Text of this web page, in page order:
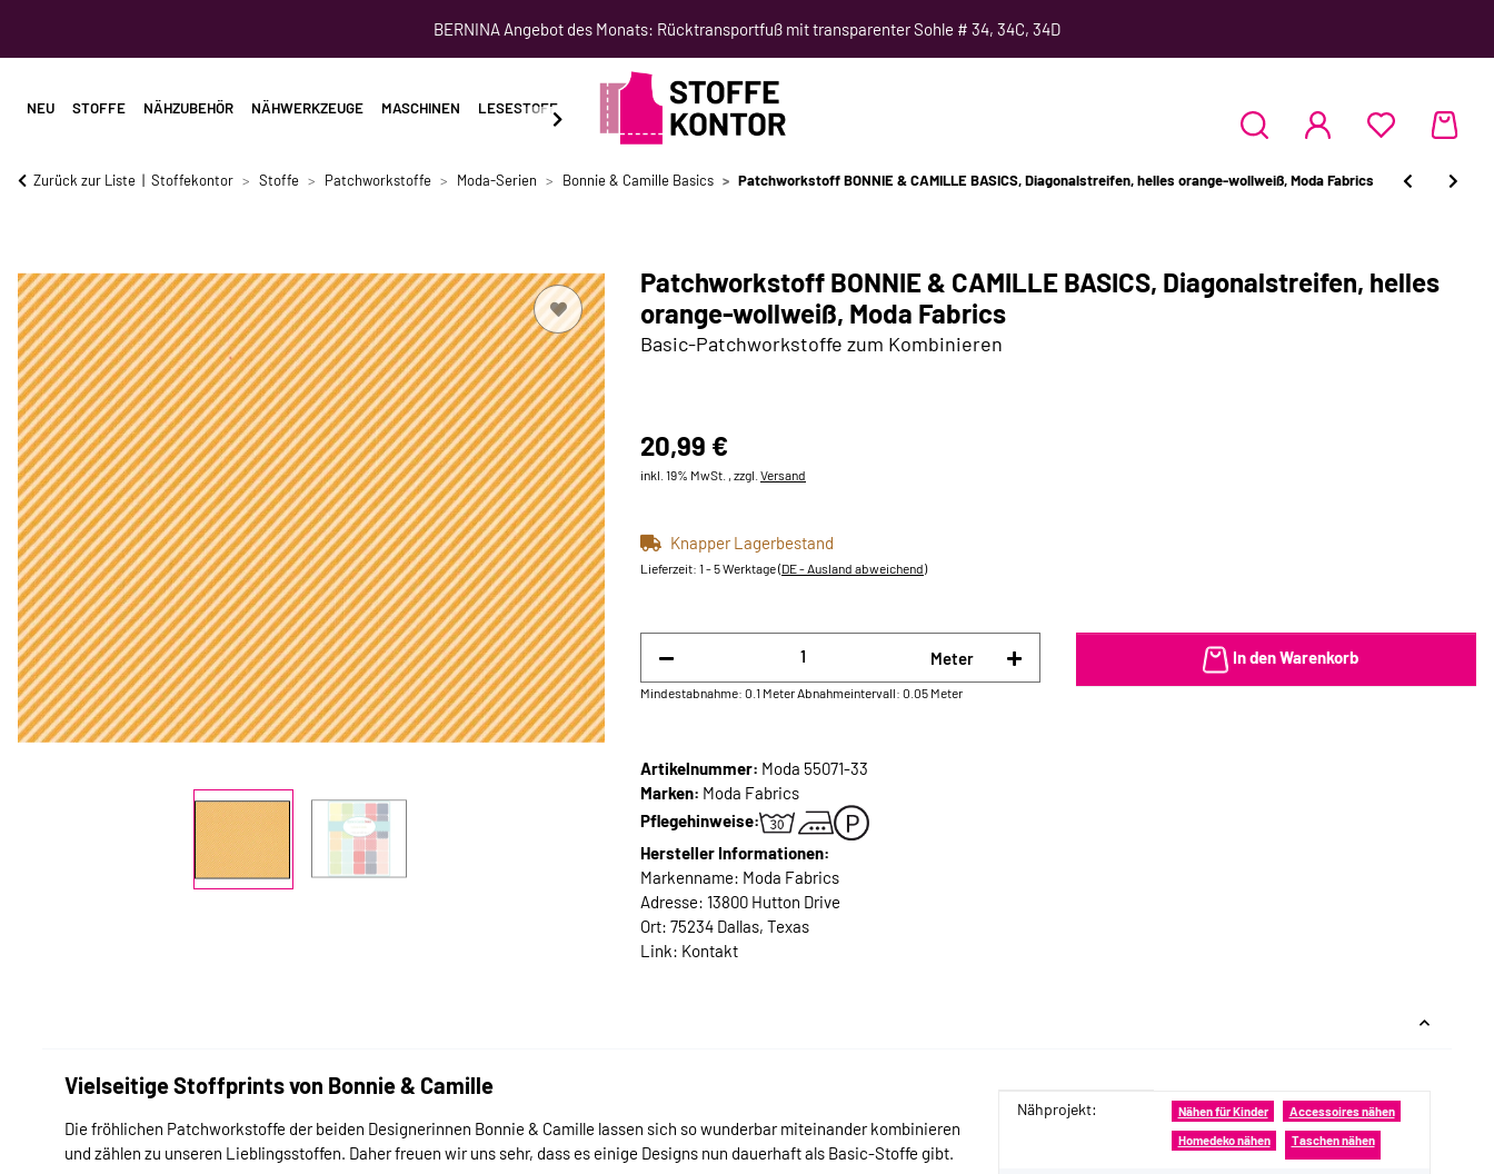
BERNINA Angebot des Monats: Rücktransportfuß mit transparenter Sohle # 34, 34C, 34D
NEU STOFFE NÄHZUBEHÖR NÄHWERKZEUGE MASCHINEN LESESTOFF SCHNITTMUSTER NÄHKURSE
Zurück zur Liste Stoffekontor Stoffe Patchworkstoffe Moda-Serien Bonnie & Camille Basics Patchworkstoff BONNIE & CAMILLE BASICS, Diagonalstreifen, helles orange-wollweiß, Moda Fabrics
Patchworkstoff BONNIE & CAMILLE BASICS, Diagonalstreifen, helles
orange-wollweiß, Moda Fabrics
Basic-Patchworkstoffe zum Kombinieren
20,99 €
inkl. 19% MwSt. , zzgl. Versand
Knapper Lagerbestand
Lieferzeit: 1 - 5 Werktage(DE - Ausland abweichend)
Meter
Mindestabnahme: 0.1 MeterAbnahmeintervall: 0.05 Meter
In den Warenkorb
Artikelnummer: Moda 55071-33
Marken: Moda Fabrics
Pflegehinweise:
Hersteller Informationen:
Markenname: Moda Fabrics
Adresse: 13800 Hutton Drive
Ort: 75234 Dallas, Texas
Link: Kontakt
Vielseitige Stoffprints von Bonnie & Camille
Die fröhlichen Patchworkstoffe der beiden Designerinnen Bonnie & Camille lassen sich so wunderbar miteinander kombinieren
und zählen zu unseren Lieblingsstoffen. Daher freuen wir uns sehr, dass es einige Designs nun dauerhaft als Basic-Stoffe gibt.
Produkteigenschaft
Wert
Nähprojekt: Nähen für Kinder Accessoires nähen
Homedeko nähen Taschen nähen